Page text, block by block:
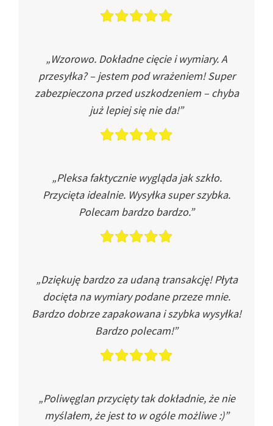
„Wzorowo. Dokładne cięcie i wymiary. A
przesyłka? – jestem pod wrażeniem! Super
zabezpieczona przed uszkodzeniem – chyba
już lepiej się nie da!”
„Pleksa faktycznie wygląda jak szkło.
Przycięta idealnie. Wysyłka super szybka.
Polecam bardzo bardzo.”
„Dziękuję bardzo za udaną transakcję! Płyta
docięta na wymiary podane przeze mnie.
Bardzo dobrze zapakowana i szybka wysyłka!
Bardzo polecam!”
„Poliwęglan przycięty tak dokładnie, że nie
myślałem, że jest to w ogóle możliwe :)”